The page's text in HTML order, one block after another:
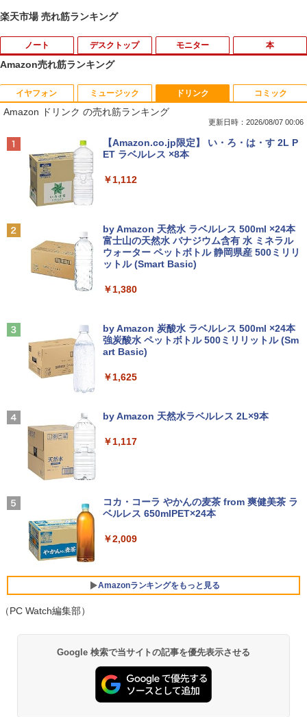
楽天市場 売れ筋ランキング
ノート
1
中古ノートパソコン 新生活セット 2026
Windows11搭載 Office付き 15.6型 大手
メーカー 第6〜8世代 Core i3/i5 メモリ8
GB SSD最大1TB 高速SSD搭載 初期設定
済み テレワーク応援 在宅勤務 学生向け
FU25-repc ノートPC 中古パソコン
￥13,900
＼8月限定エントリーでP10倍／【中古】
ノートパソコン windows11 office付き
Lenovo レノボ ThinkPad L390 20NSS2
5A00 Core i5 8世代 メモリー8GB 高速S
パソコン すぐ使える オフィス付きPC 送
￥22,770
ノートパソコン Surface Pro 5 高性能第
2.3型 2K液晶(2560x1440) Wi-Fi Mini-D
P Bluetooth SurfaceConnect USB3.0
￥24,890
MS Office 2024 H&B 搭載｜中古ノート
パソコン Windows11 Office付｜Dynab
リ 8GB SSD 256GB 15.6型 WEBカメラ
テンキー HDMI 無線 Wi-Fi 整備済み 新品
￥29,800
カメラ 指紋認証 搭載モデル｜中古 ノー
トパソコン Windows11 Office 付き｜D
ell Latitude 5400｜Core i5 第8世代 以
降 1.60GHz 4コア 8スレッド メモリ 8G
B SSD 256GB｜中古パソコン 中古ノー
デスクトップ
1
【訳あり品】中古パソコン | NEC | Mate
MKM34B-1 | Windows11 | デスクトップ
| 一年保証 | 第7世代 | Core i5 7500 3.4
(〜最大3.8)GHz | MEM:8GB | SSD:256G
B | DVD-ROM | 無線LAN:あり | Win11Pr
o64bit
￥10,000
【マラソンセール期間中ポイント5倍】中
古デスクトップパソコン 第8世代 Core i5
Windows11 高速SSD128GB メモリ8GB
Type-C DisplayPort Lenovo ThinkStat
証 送料無料
ャンス】GMKtec ミニpc G3S【Intel N9
最大3.4GHz WIFI5 BT5.0 小型 M.2 2242
ミニパソコン 2画面 超静音 超軽量 高性
能 みにpc nucbox 省エネ 小型 コンパク
ト
500T メモリ16GB SSD256GB Windows
11Pro 省スペース 小型 デスクトップPC
デスクトップPC FMV Desktop Fシリー
リ 16GB/ SSD 512GB/ Windows 11/ 20
24 Office付き/ 2025年1月モデル
￥149,800
モニター
1
【500円クーポン＋ポイント最大31.5%還
元！】モバイルモニター 15.6 インチ FH
D 1920×1080 1080P Fast IPS パネル 非
光沢 1000:1 高コントラスト 超軽量 600
g スピーカー内蔵 Type-C/HDMI 接続 PS
5/Switch/PC/スマホ対応
￥8,490
Dell モニター 19インチ P1917S IPSパネ
ル 1280x1024 スクエア HDMI USBハブ
高さ調整 中古ディスプレイ
【楽天1位!1,600円OFFクーポン 8/4 20:
00-8/11 01:59】Xiaomi Monitor A24i 20
26 ディスプレイ 1080P 23.8インチ 144
万色 300nits ΔE＜1 低ブルーライト 大
P1.4 sRGB128％ IPS Adaptive-Sync ブ
ルーライトカット 非光沢 フリッカーフリ
ゼン
5
スペクト 100%sRGB 400cd/m? 光沢IPS
応 miniHDMI モニター サブディスプレイ
テレワーク EVICIV
￥12,999
本
1
【送料無料】感動する地図帖 世界って面
白い!となる100テーマ／イアン・ライト
／Infographic．ly／片山美佳子
￥2,420
￥3,520
Aランクパーティを離脱した俺は、元教
￥792
【共和国編】 02 【電子書籍】[ 三
嶋 与夢 ]
￥924
Amazon売れ筋ランキング
イヤフォン
Anker Soundcore P40i オフホワイト
Anker Soundcore P31i ブラック
￥5,990
ンク
￥-
レスイヤホン bluetooth イヤホン V12 小型
軽量 ブルートゥースHi-Fi 最大36時間再生 ぶ
るーとゅーす コードレス ENCノイズキャン
セリング 自動ペアリング Type-C充電 マイク
￥1,964
Xiaomi シャオミ REDMI Buds 8 Lite ワイヤ
￥2,980
ミュージック
BRUCE WAYNE feat. Flo Milli, ATL Jacob
[Explicit]
￥250
BRUCE WAYNE feat. Flo Milli, ATL Jacob
[Explicit]
￥250
￥250
￥250
ドリンク
Amazon ドリンク の売れ筋ランキング
更新日時：2026/08/07 00:06
【Amazon.co.jp限定】 い・ろ・は・す 2L P
ET ラベルレス ×8本
￥1,112
by Amazon 天然水 ラベルレス 500ml ×24本
富士山の天然水 バナジウム含有 水 ミネラル
ウォーター ペットボトル 静岡県産 500ミリリ
ットル (Smart Basic)
￥1,380
by Amazon 炭酸水 ラベルレス 500ml ×24本
強炭酸水 ペットボトル 500ミリリットル (Sm
art Basic)
￥1,625
by Amazon 天然水ラベルレス 2L×9本
￥1,117
コカ・コーラ やかんの麦茶 from 爽健美茶 ラ
ベルレス 650mlPET×24本
￥2,009
Amazonランキングをもっと見る
コミック
ンガンコミックス)
￥770
（PC Watch編集部）
Google 検索で当サイトの記事を優先表示させる